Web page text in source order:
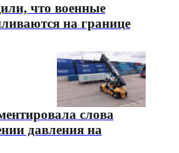
что военные
на границе
слова
давления на